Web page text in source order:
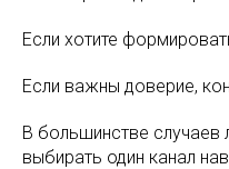
Если хотите
Если важны доверие,
В большинстве случаев
выбирать один канал